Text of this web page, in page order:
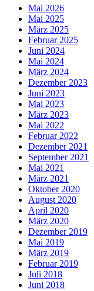
Mai 2026
Mai 2025
März 2025
Februar 2025
Juni 2024
Mai 2024
März 2024
Dezember 2023
Juni 2023
Mai 2023
März 2023
Mai 2022
Februar 2022
Dezember 2021
September 2021
Mai 2021
März 2021
Oktober 2020
August 2020
April 2020
März 2020
Dezember 2019
Mai 2019
März 2019
Februar 2019
Juli 2018
Juni 2018